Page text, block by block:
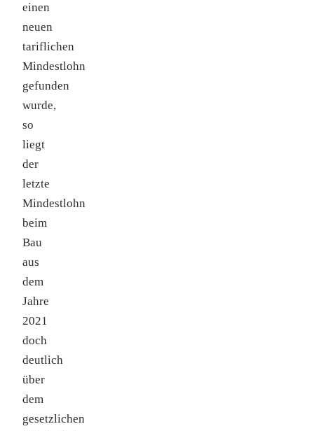
einen
neuen
tariflichen
Mindestlohn
gefunden
wurde,
so
liegt
der
letzte
Mindestlohn
beim
Bau
aus
dem
Jahre
2021
doch
deutlich
über
dem
gesetzlichen